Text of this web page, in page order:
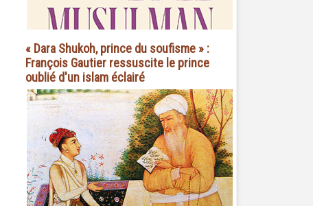
« Dara Shukoh, prince du soufisme » :
François Gautier ressuscite le prince
oublié d'un islam éclairé